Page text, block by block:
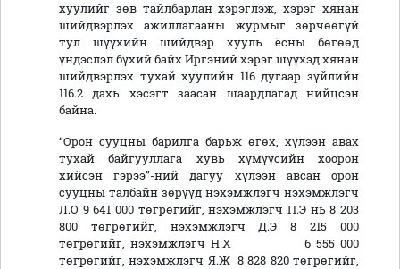
хуулийг зөв тайлбарлан хэрэглэж, хэрэг хянан
шийдвэрлэх ажиллагааны журмыг зөрчөөгүй
тул шүүхийн шийдвэр хууль ёсны бөгөөд
үндэслэл бүхий байх Иргэний хэрэг шүүхэд хянан
шийдвэрлэх тухай хуулийн 116 дугаар зүйлийн
116.2 дахь хэсэгт заасан шаардлагад нийцсэн
байна.
“Орон сууцны барилга барьж өгөх, хүлээн авах
тухай байгууллага хувь хүмүүсийн хоорон
хийсэн гэрээ”-ний дагуу хүлээн авсан орон
сууцны талбайн зөрүүд нэхэмжлэгч нэхэмжлэгч
Л.О 9 641 000 төгрөгийг, нэхэмжлэгч П.Э нь 8 203
800 төгрөгийг, нэхэмжлэгч Д.Э 8 215 000
төгрөгийг, нэхэмжлэгч Н.Х 6 555 000
төгрөгийг, нэхэмжлэгч Я.Ж 8 828 820 төгрөгийг,